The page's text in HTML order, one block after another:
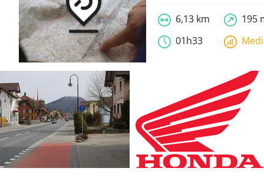
6,13 km
195
01h33